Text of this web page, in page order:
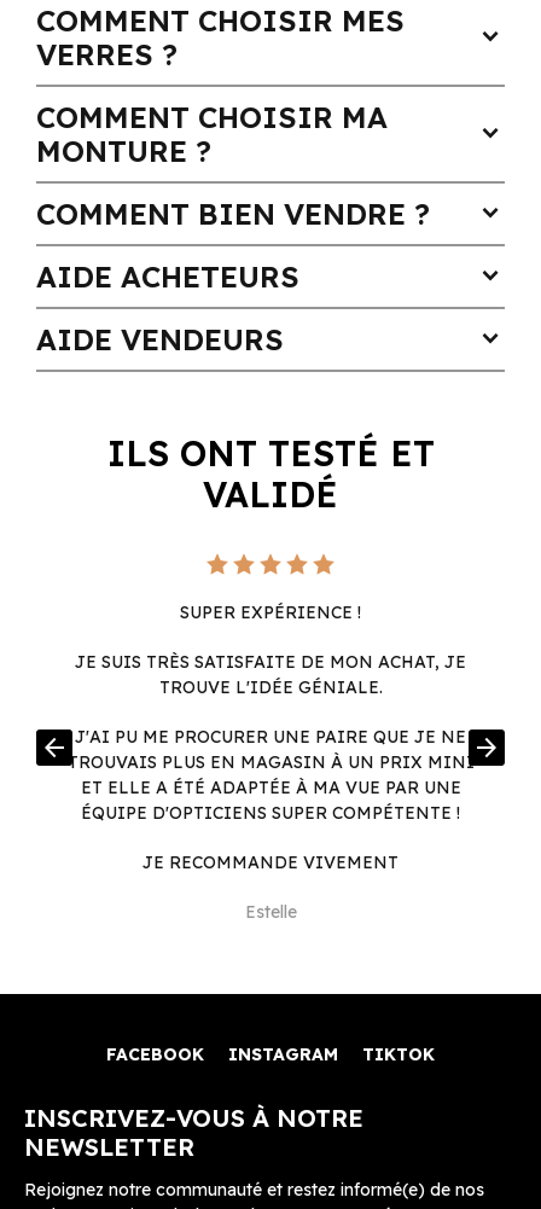
COMMENT CHOISIR MES
VERRES ?
expand_more
COMMENT CHOISIR MA
MONTURE ?
expand_more
COMMENT BIEN VENDRE ? expand_more
AIDE ACHETEURS expand_more
AIDE VENDEURS expand_more
ILS ONT TESTÉ ET
VALIDÉ
SUPER EXPÉRIENCE !
JE SUIS TRÈS SATISFAITE DE MON ACHAT, JE
TROUVE L'IDÉE GÉNIALE.
J'AI PU ME PROCURER UNE PAIRE QUE JE NE
TROUVAIS PLUS EN MAGASIN À UN PRIX MINI
ET ELLE A ÉTÉ ADAPTÉE À MA VUE PAR UNE
ÉQUIPE D'OPTICIENS SUPER COMPÉTENTE !
JE RECOMMANDE VIVEMENT
Estelle
arrow_back arrow_forward
FACEBOOK INSTAGRAM TIKTOK
INSCRIVEZ-VOUS À NOTRE
NEWSLETTER
Rejoignez notre communauté et restez informé(e) de nos